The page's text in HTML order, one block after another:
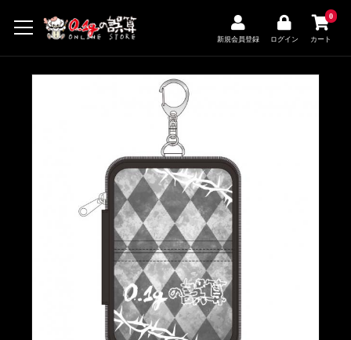
新規会員登録 ログイン
0
カート